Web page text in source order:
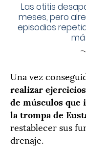
Las otitis
meses, pero
episodios
Una vez
realizar
de músculos
la trompa de
restablecer sus
drenaje.